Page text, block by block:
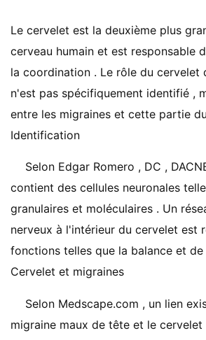
Le cervelet est la deuxième plus
cerveau humain et est responsable
la coordination . Le rôle du cervelet
n'est pas spécifiquement identifié ,
entre les migraines et cette partie
Identification
Selon Edgar Romero , DC ,
contient des cellules neuronales
granulaires et moléculaires . Un
nerveux à l'intérieur du cervelet est
fonctions telles que la balance et de
Cervelet et migraines
Selon Medscape.com , un lien
migraine maux de tête et le cervelet